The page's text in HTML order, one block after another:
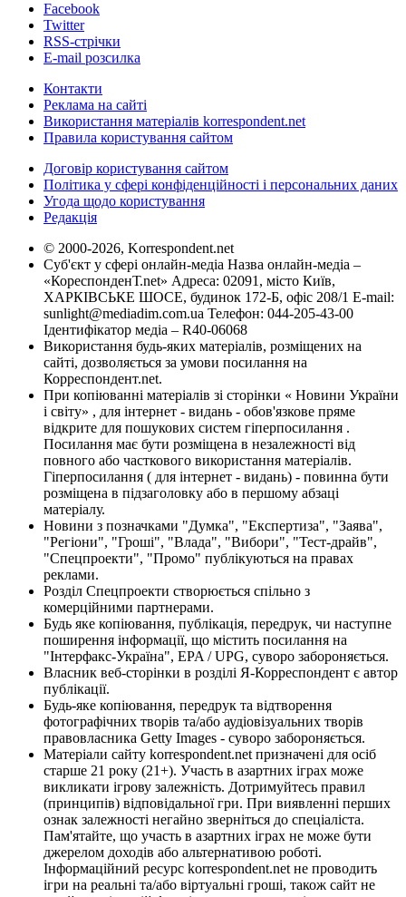
Facebook
Twitter
RSS-стрічки
E-mail розсилка
Контакти
Реклама на сайті
Використання матеріалів korrespondent.net
Правила користування сайтом
Договір користування сайтом
Політика у сфері конфіденційності і персональних даних
Угода щодо користування
Редакція
© 2000-2026, Korrespondent.net
Суб'єкт у сфері онлайн-медіа Назва онлайн-медіа –
«КореспонденТ.net» Адреса: 02091, місто Київ,
ХАРКІВСЬКЕ ШОСЕ, будинок 172-Б, офіс 208/1 E-mail:
sunlight@mediadim.com.ua Телефон: 044-205-43-00
Ідентифікатор медіа – R40-06068
Використання будь-яких матеріалів, розміщених на
сайті, дозволяється за умови посилання на
Корреспондент.net.
При копіюванні матеріалів зі сторінки « Новини України
і світу» , для інтернет - видань - обов'язкове пряме
відкрите для пошукових систем гіперпосилання .
Посилання має бути розміщена в незалежності від
повного або часткового використання матеріалів.
Гіперпосилання ( для інтернет - видань) - повинна бути
розміщена в підзаголовку або в першому абзаці
матеріалу.
Новини з позначками "Думка", "Експертиза", "Заява",
"Регіони", "Гроші", "Влада", "Вибори", "Тест-драйв",
"Спецпроекти", "Промо" публікуються на правах
реклами.
Розділ Спецпроекти створюється спільно з
комерційними партнерами.
Будь яке копіювання, публікація, передрук, чи наступне
поширення інформації, що містить посилання на
"Інтерфакс-Україна", EPA / UPG, суворо забороняється.
Власник веб-сторінки в розділі Я-Корреспондент є автор
публікації.
Будь-яке копіювання, передрук та відтворення
фотографічних творів та/або аудіовізуальних творів
правовласника Getty Images - суворо забороняється.
Матеріали сайту korrespondent.net призначені для осіб
старше 21 року (21+). Участь в азартних іграх може
викликати ігрову залежність. Дотримуйтесь правил
(принципів) відповідальної гри. При виявленні перших
ознак залежності негайно зверніться до спеціаліста.
Пам'ятайте, що участь в азартних іграх не може бути
джерелом доходів або альтернативою роботі.
Інформаційний ресурс korrespondent.net не проводить
ігри на реальні та/або віртуальні гроші, також сайт не